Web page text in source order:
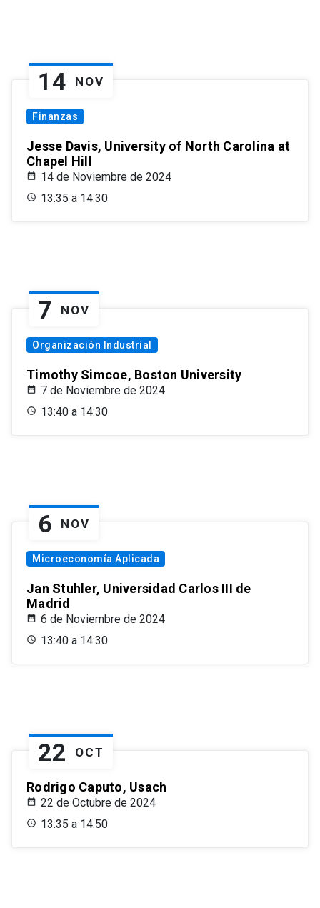
14 NOV
Finanzas
Jesse Davis, University of North Carolina at
Chapel Hill
14 de Noviembre de 2024
13:35 a 14:30
7 NOV
Organización Industrial
Timothy Simcoe, Boston University
7 de Noviembre de 2024
13:40 a 14:30
6 NOV
Microeconomía Aplicada
Jan Stuhler, Universidad Carlos III de
Madrid
6 de Noviembre de 2024
13:40 a 14:30
22 OCT
Rodrigo Caputo, Usach
22 de Octubre de 2024
13:35 a 14:50